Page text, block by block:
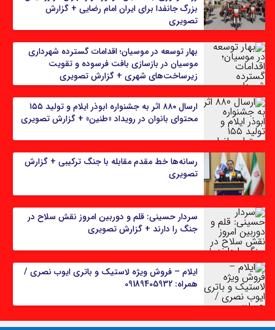
بزرگ جانفدا برای ایران امام رضایی + گزارش
تصویری
بهار توسعه در موسیان؛ اقدامات گسترده شهرداری
موسیان در بازسازی بافت فرسوده و تقویت
زیرساخت‌های شهری + گزارش تصویری
ارسال ۸۸۰ اثر به جشنواره ابوذر ایلام و تولید ۱۵۵
محتوای بانوان در رویداد «طنین» + گزارش تصویری
رسانه‌ها خط مقدم مقابله با جنگ ترکیبی + گزارش
تصویری
سردار حسینی: قلم و دوربین امروز نقش سلاح در
جنگ را دارند + گزارش تصویری
ایلام – فروش ویژه لاستیک و باتری ایوب نصری‌ /
همراه: 09189405932